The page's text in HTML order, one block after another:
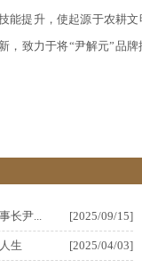
能提升，使起源于农耕
，致力于将“尹解元”品
长尹... [2025/09/15]
生 [2025/04/03]